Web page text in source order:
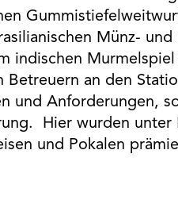
Münz- und
indischen
Betreuern an den
und Anforderungen,
Hier wurden unter
und Pokalen